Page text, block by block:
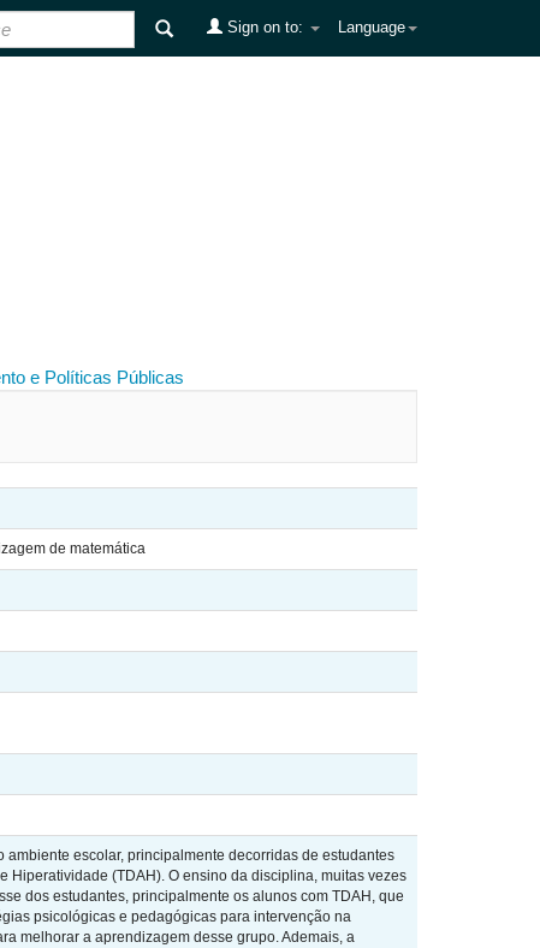
Language
Sign on to:
e Políticas Públicas
de matemática
escolar, principalmente decorridas de estudantes
Hiperatividade (TDAH). O ensino da disciplina, muitas vezes
dos estudantes, principalmente os alunos com TDAH, que
psicológicas e pedagógicas para intervenção na
melhorar a aprendizagem desse grupo. Ademais, a